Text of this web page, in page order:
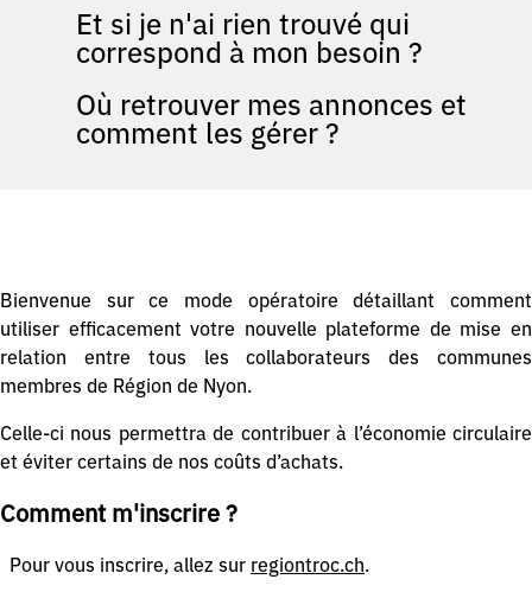
Et si je n'ai rien trouvé qui
correspond à mon besoin ?
Où retrouver mes annonces et
comment les gérer ?
Bienvenue sur ce mode opératoire détaillant comment
utiliser efficacement votre nouvelle plateforme de mise en
relation entre tous les collaborateurs des communes
membres de Région de Nyon.
Celle-ci nous permettra de contribuer à l’économie circulaire
et éviter certains de nos coûts d’achats.
Comment m'inscrire ?
Pour vous inscrire, allez sur regiontroc.ch.